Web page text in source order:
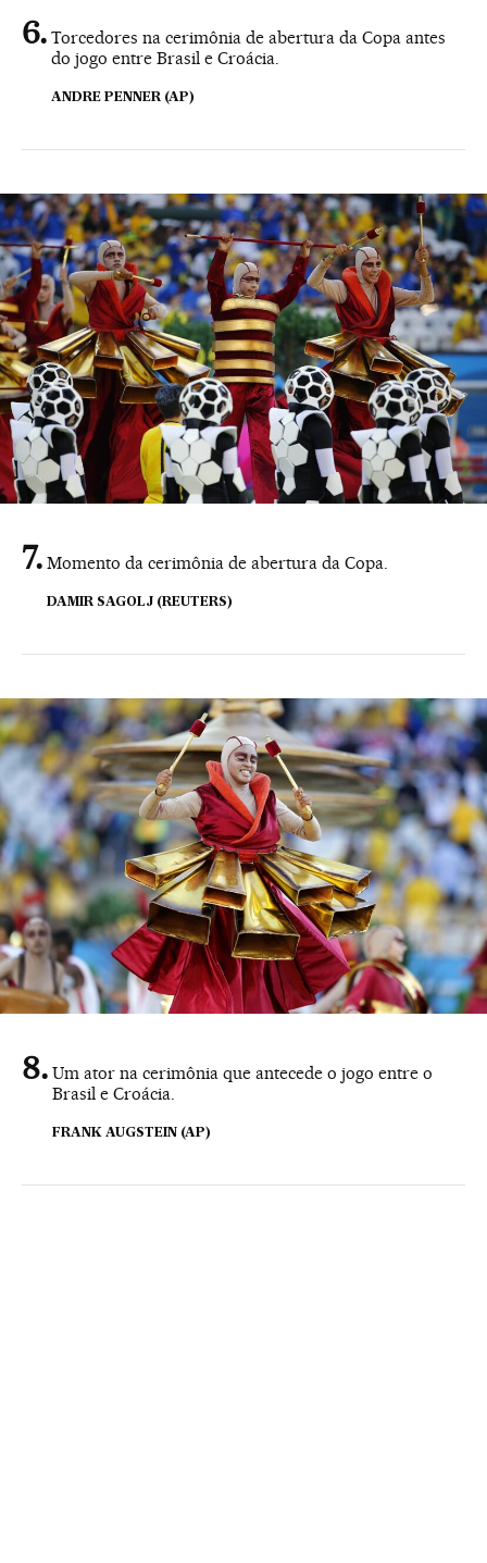
Torcedores na cerimônia de abertura da Copa antes
do jogo entre Brasil e Croácia.
ANDRE PENNER (AP)
Momento da cerimônia de abertura da Copa.
DAMIR SAGOLJ (REUTERS)
Um ator na cerimônia que antecede o jogo entre o
Brasil e Croácia.
FRANK AUGSTEIN (AP)